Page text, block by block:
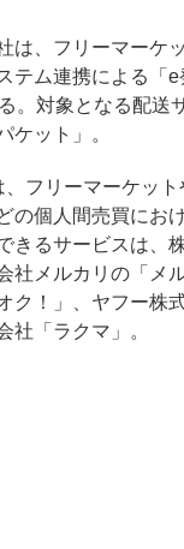
は、フリーマーケ
テム連携による「e
。対象となる配送
ケット」。
フリーマーケット
の個人間売買にお
きるサービスは、
社メルカリの「メ
ク！」、ヤフー株
社「ラクマ」。